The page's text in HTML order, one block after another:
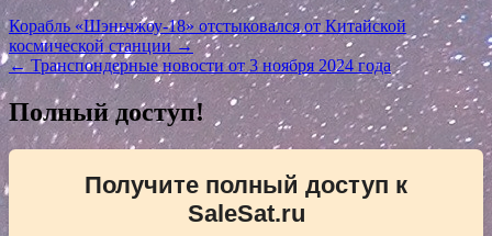
Навигация
по
записям
Корабль «Шэньчжоу-18» отстыковался от Китайской
космической станции →
← Транспондерные новости от 3 ноября 2024 года
Полный доступ!
Получите полный доступ к
SaleSat.ru